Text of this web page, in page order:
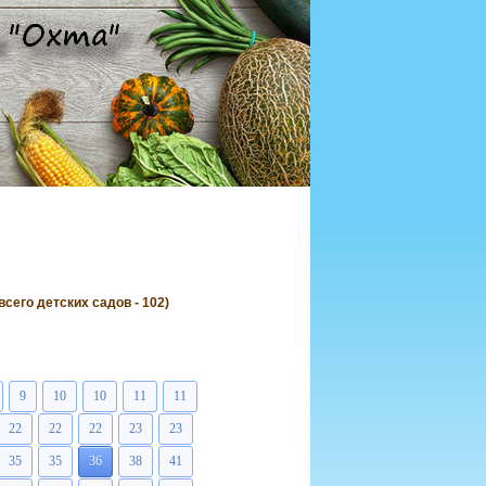
детских садов - 102)
9 10 10 11 11
22 22 22 23 23
35 35 36 38 41